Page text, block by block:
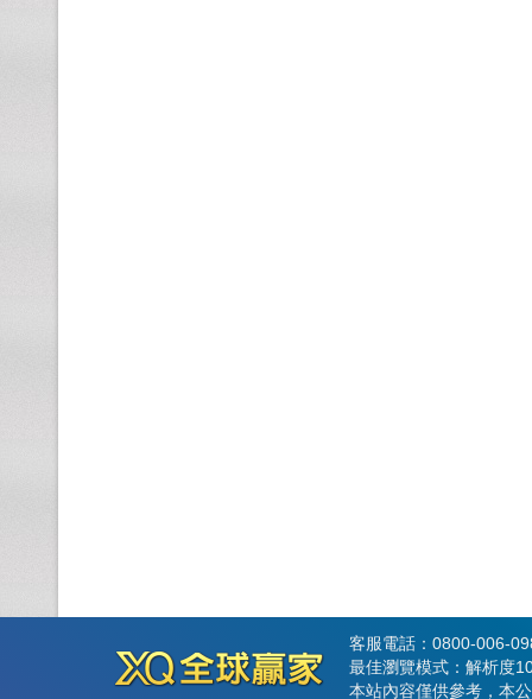
客服電話：0800-006-
最佳瀏覽模式：解析度
本站內容僅供參考，本